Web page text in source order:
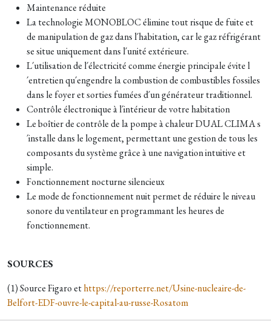
Maintenance réduite
La technologie MONOBLOC élimine tout risque de fuite et
de manipulation de gaz dans l´habitation, car le gaz réfrigérant
se situe uniquement dans l´unité extérieure.
L´utilisation de l´électricité comme énergie principale évite l
´entretien qu´engendre la combustion de combustibles fossiles
dans le foyer et sorties fumées d´un générateur traditionnel.
Contrôle électronique à l´intérieur de votre habitation
Le boîtier de contrôle de la pompe à chaleur DUAL CLIMA s
´installe dans le logement, permettant une gestion de tous les
composants du système grâce à une navigation intuitive et
simple.
Fonctionnement nocturne silencieux
Le mode de fonctionnement nuit permet de réduire le niveau
sonore du ventilateur en programmant les heures de
fonctionnement.
SOURCES
(1) Source Figaro ethttps://reporterre.net/Usine-nucleaire-de-
Belfort-EDF-ouvre-le-capital-au-russe-Rosatom